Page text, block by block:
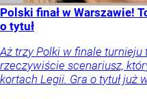
Polski finał w Warszawie!
o tytuł
Aż trzy Polki w finale
rzeczywiście scenariusz,
kortach Legii. Gra o tytuł już